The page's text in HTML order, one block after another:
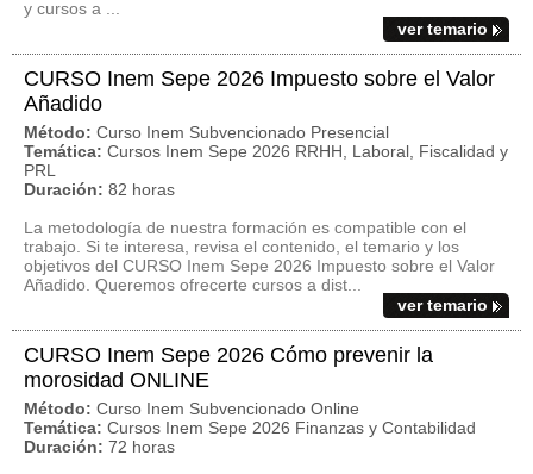
y cursos a ...
ver temario
CURSO Inem Sepe 2026 Impuesto sobre el Valor
Añadido
Método: Curso Inem Subvencionado Presencial
Temática: Cursos Inem Sepe 2026 RRHH, Laboral, Fiscalidad y
PRL
Duración: 82 horas
La metodología de nuestra formación es compatible con el
trabajo. Si te interesa, revisa el contenido, el temario y los
objetivos del CURSO Inem Sepe 2026 Impuesto sobre el Valor
Añadido. Queremos ofrecerte cursos a dist...
ver temario
CURSO Inem Sepe 2026 Cómo prevenir la
morosidad ONLINE
Método: Curso Inem Subvencionado Online
Temática: Cursos Inem Sepe 2026 Finanzas y Contabilidad
Duración: 72 horas